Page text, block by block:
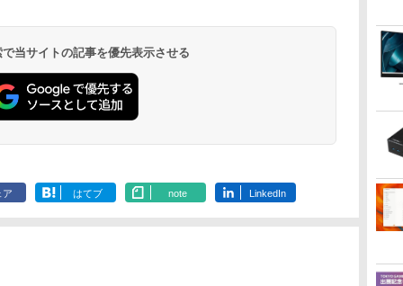
当サイトの記事を優先表示させる
ア はてブ note LinkedIn